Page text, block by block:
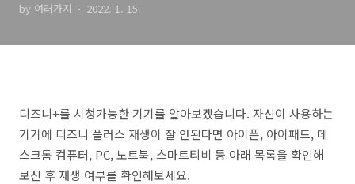
by 여러가지 2022. 1. 15.
디즈니+를 시청가능한 기기를 알아보겠습니다. 자신이 사용하는
기기에 디즈니 플러스 재생이 잘 안된다면 아이폰, 아이패드, 데
스크톰 컴퓨터, PC, 노트북, 스마트티비 등 아래 목록을 확인해
보신 후 재생 여부를 확인해보세요.